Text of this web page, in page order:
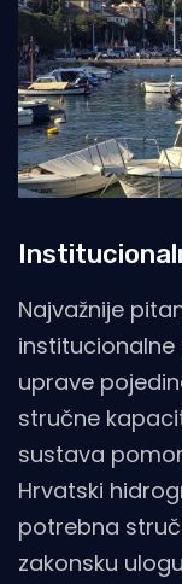
Najvažnije
institucionalne
uprave
stručne
sustava
Hrvatski
potrebna
zakonsku